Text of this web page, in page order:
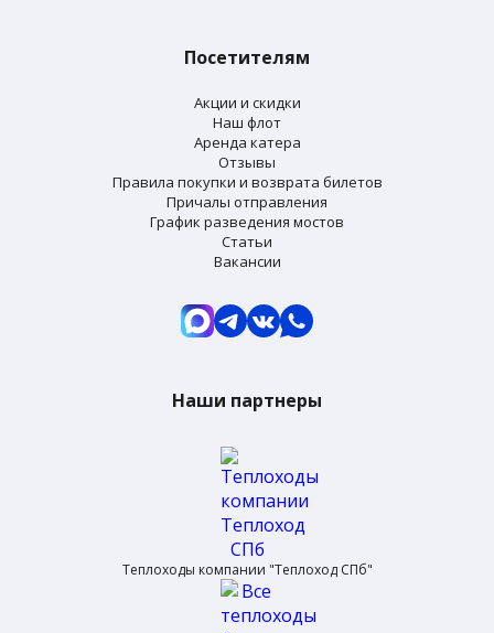
Посетителям
Акции и скидки
Наш флот
Аренда катера
Отзывы
Правила покупки и возврата билетов
Причалы отправления
График разведения мостов
Статьи
Вакансии
Наши партнеры
Теплоходы компании "Теплоход СПб"